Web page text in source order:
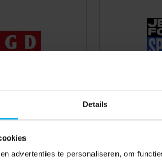
Details
advertenties te personaliseren, om